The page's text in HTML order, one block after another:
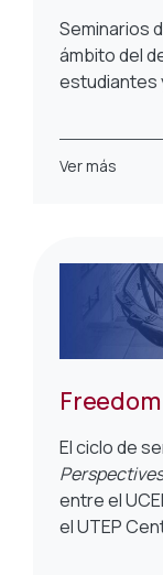
Seminarios
ámbito del
estudiantes
Ver más
El ciclo de
Perspectives
entre el
el UTEP